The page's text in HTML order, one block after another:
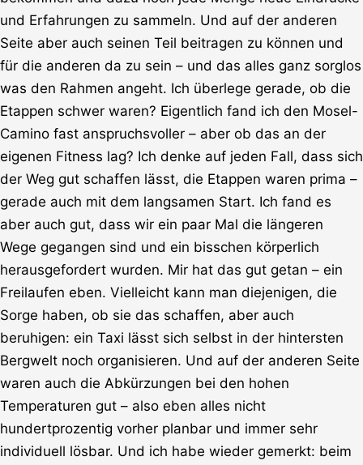
und Erfahrungen zu sammeln. Und auf der anderen
Seite aber auch seinen Teil beitragen zu können und
für die anderen da zu sein – und das alles ganz sorglos
was den Rahmen angeht. Ich überlege gerade, ob die
Etappen schwer waren? Eigentlich fand ich den Mosel-
Camino fast anspruchsvoller – aber ob das an der
eigenen Fitness lag? Ich denke auf jeden Fall, dass sich
der Weg gut schaffen lässt, die Etappen waren prima –
gerade auch mit dem langsamen Start. Ich fand es
aber auch gut, dass wir ein paar Mal die längeren
Wege gegangen sind und ein bisschen körperlich
herausgefordert wurden. Mir hat das gut getan – ein
Freilaufen eben. Vielleicht kann man diejenigen, die
Sorge haben, ob sie das schaffen, aber auch
beruhigen: ein Taxi lässt sich selbst in der hintersten
Bergwelt noch organisieren. Und auf der anderen Seite
waren auch die Abkürzungen bei den hohen
Temperaturen gut – also eben alles nicht
hundertprozentig vorher planbar und immer sehr
individuell lösbar. Und ich habe wieder gemerkt: beim